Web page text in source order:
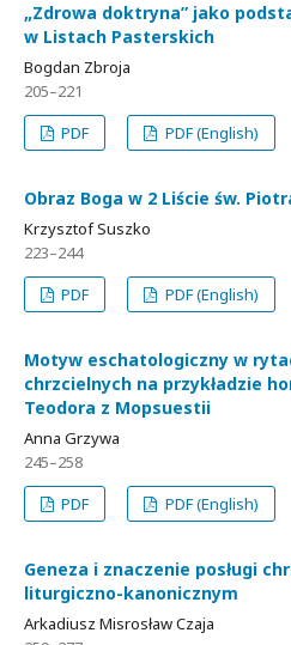
„Zdrowa doktryna” jako
w Listach Pasterskich
Bogdan Zbroja
205–221
PDF
PDF (English)
Obraz Boga w 2 Liście św.
Krzysztof Suszko
223–244
PDF
PDF (English)
Motyw eschatologiczny w
chrzcielnych na przykładzie
Teodora z Mopsuestii
Anna Grzywa
245–258
PDF
PDF (English)
Geneza i znaczenie posługi
liturgiczno-kanonicznym
Arkadiusz Misrosław Czaja